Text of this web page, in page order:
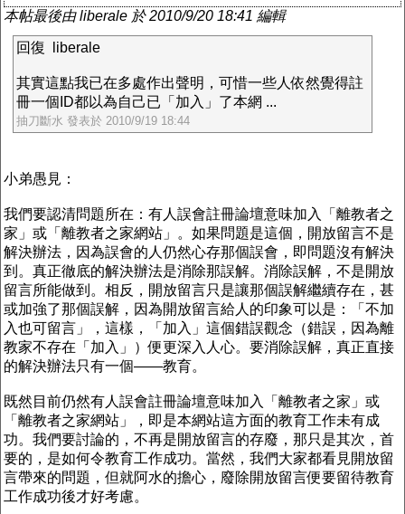
本帖最後由 liberale 於 2010/9/20 18:41 編輯
回復 liberale
其實這點我已在多處作出聲明，可惜一些人依然覺得註
冊一個ID都以為自己已「加入」了本網 ...
抽刀斷水 發表於 2010/9/19 18:44
小弟愚見：
我們要認清問題所在：有人誤會註冊論壇意味加入「離教者之
家」或「離教者之家網站」。如果問題是這個，開放留言不是
解決辦法，因為誤會的人仍然心存那個誤會，即問題沒有解決
到。真正徹底的解決辦法是消除那誤解。消除誤解，不是開放
留言所能做到。相反，開放留言只是讓那個誤解繼續存在，甚
或加強了那個誤解，因為開放留言給人的印象可以是：「不加
入也可留言」，這樣，「加入」這個錯誤觀念（錯誤，因為離
教家不存在「加入」）便更深入人心。要消除誤解，真正直接
的解決辦法只有一個——教育。
既然目前仍然有人誤會註冊論壇意味加入「離教者之家」或
「離教者之家網站」，即是本網站這方面的教育工作未有成
功。我們要討論的，不再是開放留言的存廢，那只是其次，首
要的，是如何令教育工作成功。當然，我們大家都看見開放留
言帶來的問題，但就阿水的擔心，廢除開放留言便要留待教育
工作成功後才好考慮。